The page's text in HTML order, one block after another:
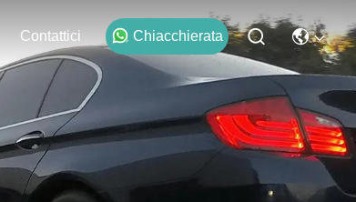
Contattici Chiacchierata